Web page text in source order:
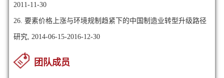
2011-11-30
26. 要素价格上涨与环境规制趋紧下的中国制造业转型升级路径
研究, 2014-06-15-2016-12-30
团队成员